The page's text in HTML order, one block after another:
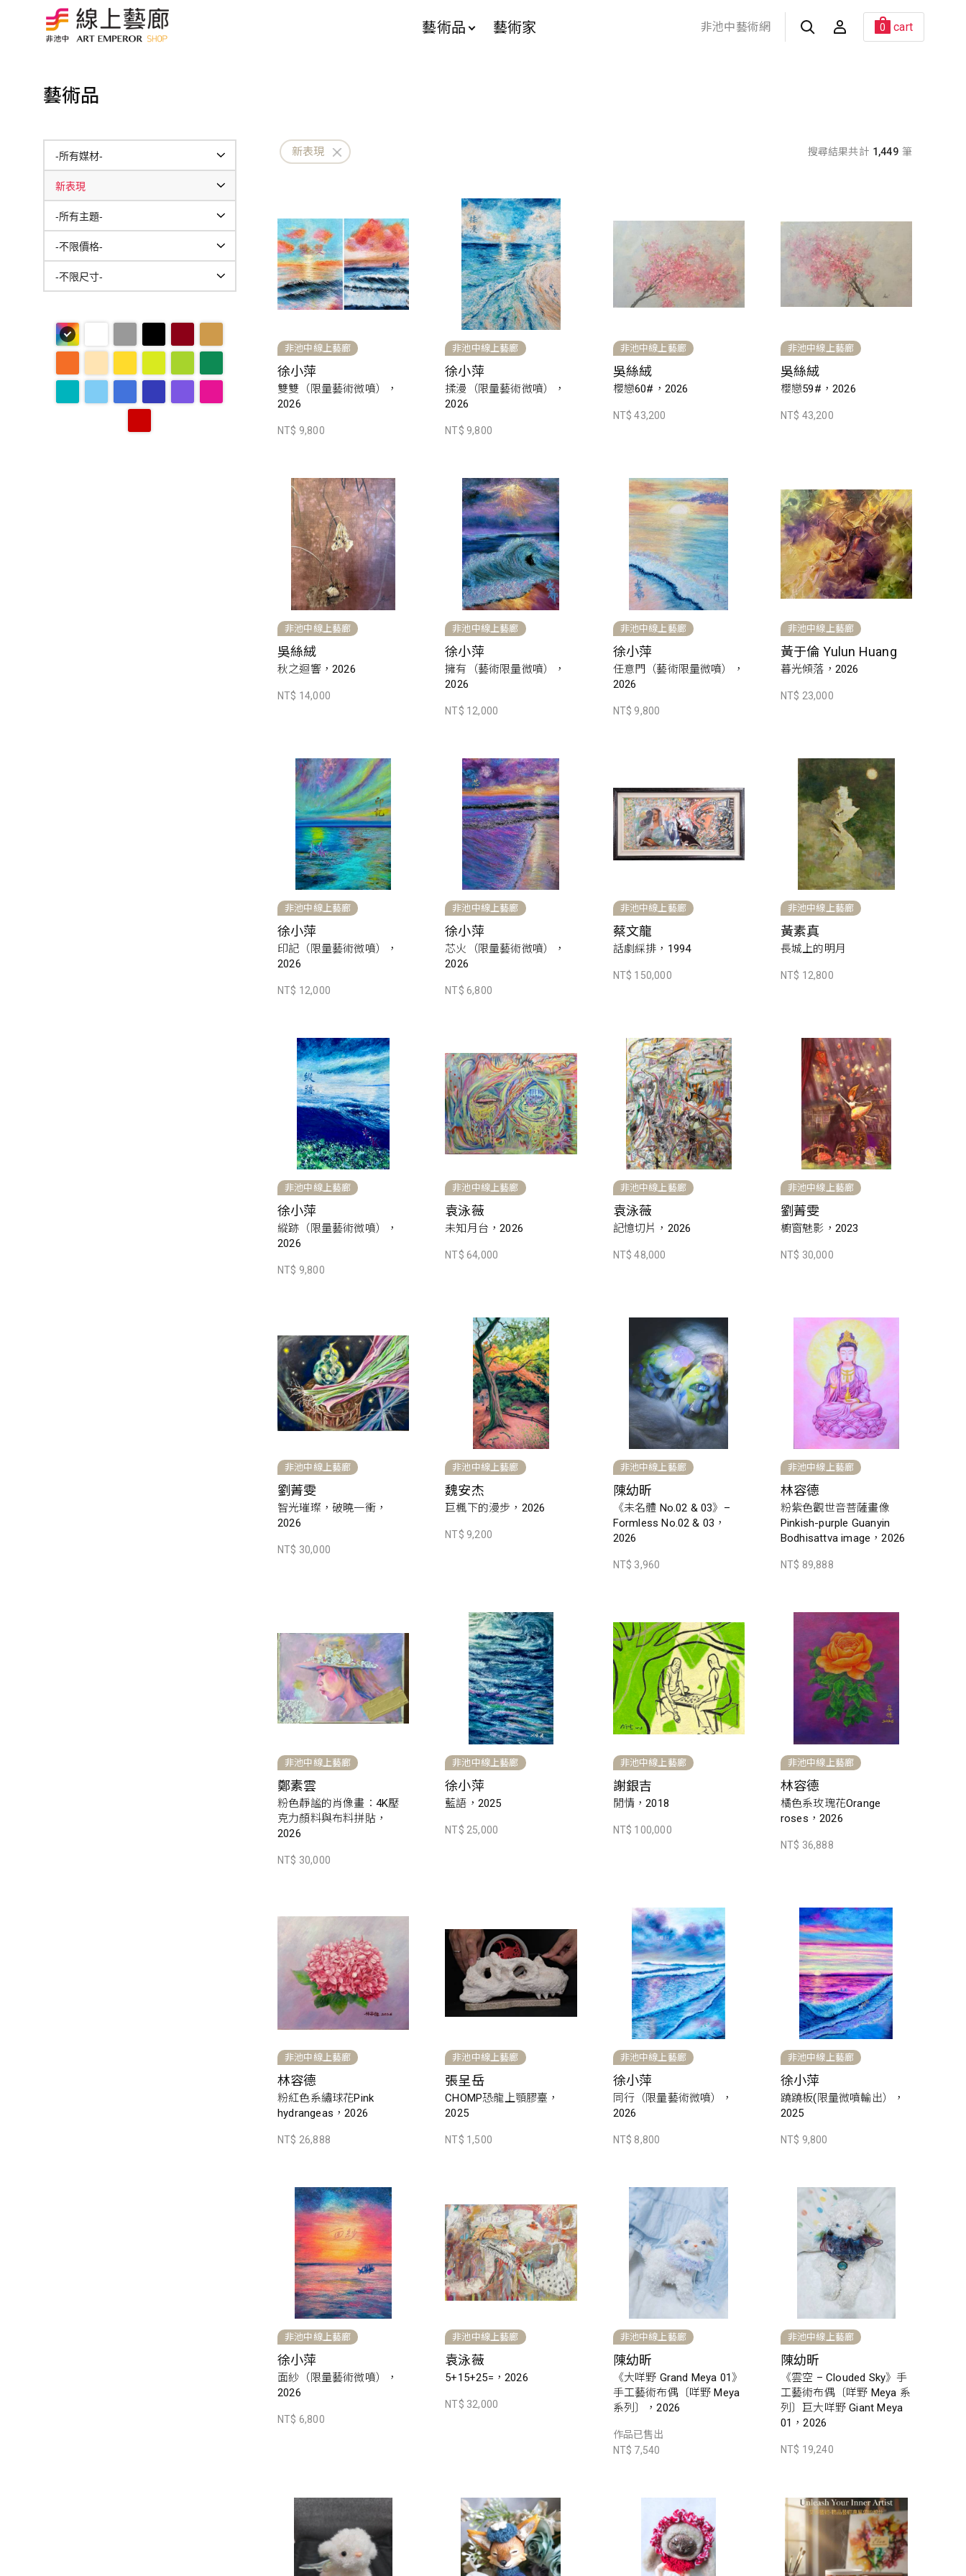
藝術品 藝術家 非池中藝術網 0 cart
藝術品
新表現 搜尋結果共計 1,449 筆
非池中線上藝廊
徐小萍
雙雙（限量藝術微噴），
2026
NT$ 9,800
非池中線上藝廊
徐小萍
揉漫（限量藝術微噴），
2026
NT$ 9,800
非池中線上藝廊
吳絲絨
櫻戀60#，2026
NT$ 43,200
非池中線上藝廊
吳絲絨
櫻戀59#，2026
NT$ 43,200
非池中線上藝廊
吳絲絨
秋之迴響，2026
NT$ 14,000
非池中線上藝廊
徐小萍
擁有（藝術限量微噴），
2026
NT$ 12,000
非池中線上藝廊
徐小萍
任意門（藝術限量微噴），
2026
NT$ 9,800
非池中線上藝廊
黃于倫 Yulun Huang
暮光傾落，2026
NT$ 23,000
非池中線上藝廊
徐小萍
印記（限量藝術微噴），
2026
NT$ 12,000
非池中線上藝廊
徐小萍
芯火（限量藝術微噴），
2026
NT$ 6,800
非池中線上藝廊
蔡文龍
話劇綵排，1994
NT$ 150,000
非池中線上藝廊
黃素真
長城上的明月
NT$ 12,800
非池中線上藝廊
徐小萍
縱跡（限量藝術微噴），
2026
NT$ 9,800
非池中線上藝廊
袁泳薇
未知月台，2026
NT$ 64,000
非池中線上藝廊
袁泳薇
記憶切片，2026
NT$ 48,000
非池中線上藝廊
劉菁雯
櫥窗魅影，2023
NT$ 30,000
非池中線上藝廊
劉菁雯
智光璀璨，破曉一衝，
2026
NT$ 30,000
非池中線上藝廊
魏安杰
巨楓下的漫步，2026
NT$ 9,200
非池中線上藝廊
陳幼昕
《未名體 No.02 & 03》–
Formless No.02 & 03，
2026
NT$ 3,960
非池中線上藝廊
林容德
粉紫色觀世音菩薩畫像
Pinkish-purple Guanyin
Bodhisattva image，2026
NT$ 89,888
非池中線上藝廊
鄭素雲
粉色靜謐的肖像畫：4K壓
克力顏料與布料拼貼，
2026
NT$ 30,000
非池中線上藝廊
徐小萍
藍語，2025
NT$ 25,000
非池中線上藝廊
謝銀吉
閒情，2018
NT$ 100,000
非池中線上藝廊
林容德
橘色系玫瑰花Orange
roses，2026
NT$ 36,888
非池中線上藝廊
林容德
粉紅色系繡球花Pink
hydrangeas，2026
NT$ 26,888
非池中線上藝廊
張呈岳
CHOMP恐龍上顎膠臺，
2025
NT$ 1,500
非池中線上藝廊
徐小萍
同行（限量藝術微噴），
2026
NT$ 8,800
非池中線上藝廊
徐小萍
蹺蹺板(限量微噴輸出），
2025
NT$ 9,800
非池中線上藝廊
徐小萍
面紗（限量藝術微噴），
2026
NT$ 6,800
非池中線上藝廊
袁泳薇
5+15+25=，2026
NT$ 32,000
非池中線上藝廊
陳幼昕
《大咩野 Grand Meya 01》
手工藝術布偶〔咩野 Meya
系列〕，2026
作品已售出
NT$ 7,540
非池中線上藝廊
陳幼昕
《雲空 – Clouded Sky》手
工藝術布偶〔咩野 Meya 系
列〕巨大咩野 Giant Meya
01，2026
NT$ 19,240